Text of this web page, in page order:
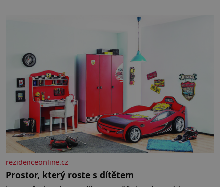
poznáváním památek ve Velkých Losinách nebo v
rezidenceonline.cz
Prostor, který roste s dítětem